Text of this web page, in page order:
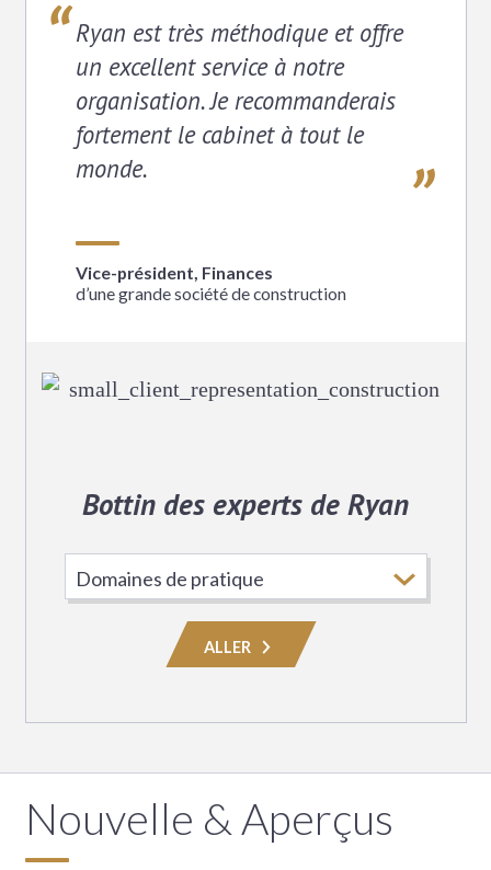
Ryan est très méthodique et offre
un excellent service à notre
organisation. Je recommanderais
fortement le cabinet à tout le
monde.
Vice-président, Finances
d’une grande société de construction
Bottin des experts de Ryan
Choisissez
le
domaine
de
ALLER
Nouvelle & Aperçus